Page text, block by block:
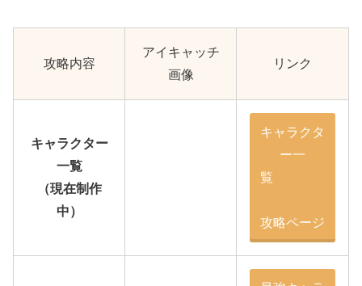
攻略内容
アイキャッチ
画像
リンク
キャラクター
一覧
（現在制作
中）
キャラクタ
ー一
覧
攻略ページ